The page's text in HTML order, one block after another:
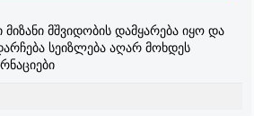
მიზანი მშვიდობის დამყარება იყო და
სეიზლება აღარ მოხდეს